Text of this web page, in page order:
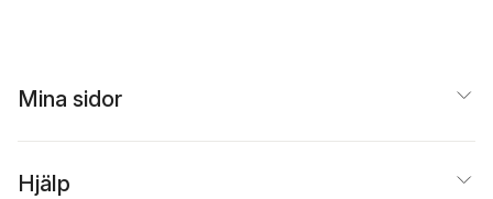
Mina sidor
Hjälp